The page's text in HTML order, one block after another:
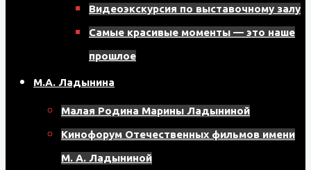
Видеоэкскурсия по выставочному залу
Самые красивые моменты — это наше
прошлое
М.А. Ладынина
Малая Родина Марины Ладыниной
Кинофорум Отечественных фильмов имени
М. А. Ладыниной